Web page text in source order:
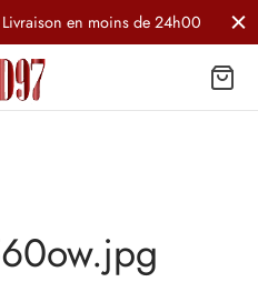
en moins de 24h00